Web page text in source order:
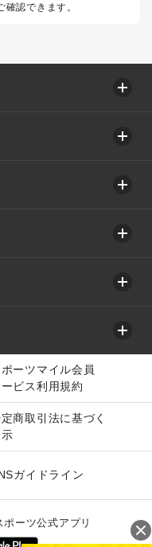
認できます。
ポーツマイル会員
ビス利用規約
商取引法に基づく
ガイドライン
ーツ公式アプリ